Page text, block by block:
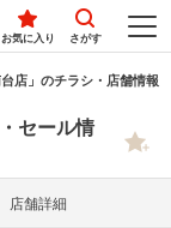
お気に入り さがす
店」のチラシ・店舗情報
セール情
店舗詳細